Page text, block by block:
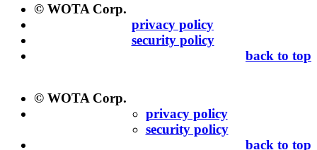
© WOTA Corp.
privacy policy
security policy
back to top
© WOTA Corp.
privacy policy
security policy
back to top